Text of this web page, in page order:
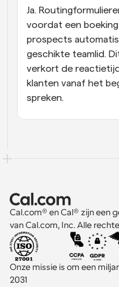
Ja.
voordat een
prospects
geschikte teamlid.
verkort de
klanten vanaf het
spreken.
Cal.com® en Cal® zijn een
van Cal.com, Inc. Alle
Onze missie is om een
2031